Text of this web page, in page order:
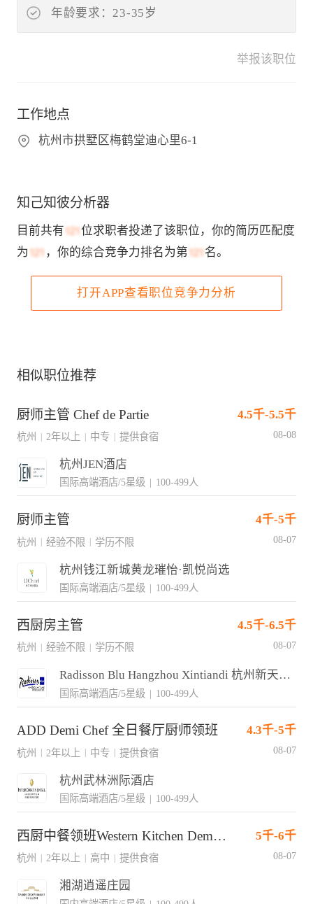
年龄要求：23-35岁
举报该职位
工作地点
杭州市拱墅区梅鹤堂迪心里6-1
知己知彼分析器
目前共有
位求职者投递了该职位，你的简历匹配度
为
，你的综合竞争力排名为第 名。
打开APP查看职位竞争力分析
相似职位推荐
厨师主管 Chef de Partie 4.5千-5.5千
杭州 | 2年以上 | 中专 | 提供食宿 08-08
杭州JEN酒店
国际高端酒店/5星级 | 100-499人
厨师主管 4千-5千
杭州 经验不限 学历不限 08-07
杭州钱江新城黄龙璀怡·凯悦尚选
国际高端酒店/5星级 | 100-499人
西厨房主管 4.5千-6.5千
杭州 | 经验不限 | 学历不限 08-07
Radisson Blu Hangzhou Xintiandi 杭州新天地丽笙酒店
国际高端酒店/5星级 | 100-499人
ADD Demi Chef 全日餐厅厨师领班 4.3千-5千
杭州 2年以上 中专 提供食宿 08-07
杭州武林洲际酒店
国际高端酒店/5星级 | 100-499人
西厨中餐领班Western Kitchen Demi Chef 5千-6千
杭州 | 2年以上 | 高中 | 提供食宿 08-07
湘湖逍遥庄园